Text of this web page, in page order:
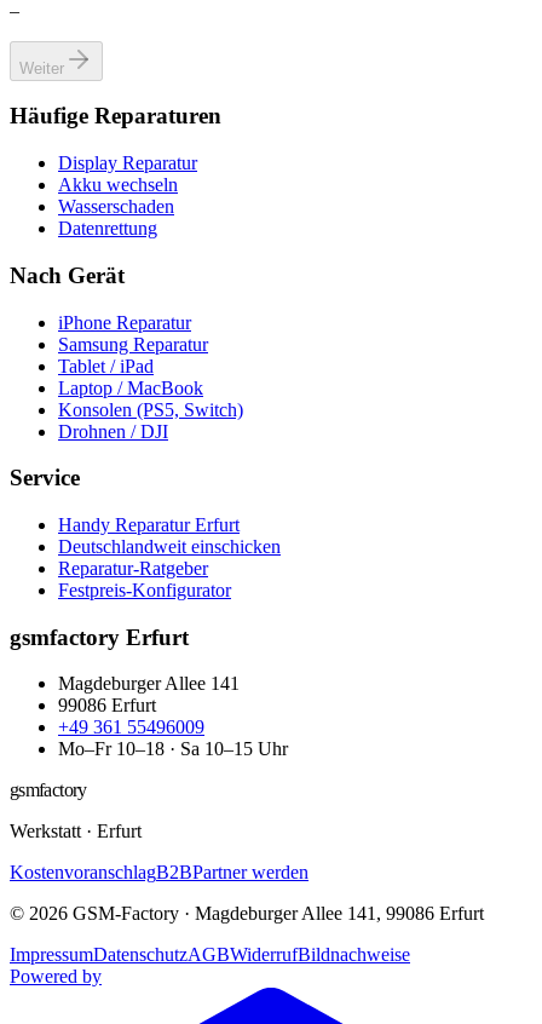
–
Weiter
Häufige Reparaturen
Display Reparatur
Akku wechseln
Wasserschaden
Datenrettung
Nach Gerät
iPhone Reparatur
Samsung Reparatur
Tablet / iPad
Laptop / MacBook
Konsolen (PS5, Switch)
Drohnen / DJI
Service
Handy Reparatur Erfurt
Deutschlandweit einschicken
Reparatur-Ratgeber
Festpreis-Konfigurator
gsmfactory Erfurt
Magdeburger Allee 141
99086 Erfurt
+49 361 55496009
Mo–Fr 10–18 · Sa 10–15 Uhr
gsmfactory
Werkstatt · Erfurt
KostenvoranschlagB2BPartner werden
© 2026 GSM-Factory · Magdeburger Allee 141 , 99086 Erfurt
ImpressumDatenschutzAGBWiderrufBildnachweise
Powered by